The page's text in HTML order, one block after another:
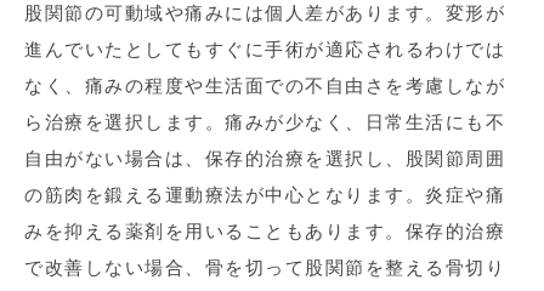
股関節の可動域や痛みには個人差があります。変形が
進んでいたとしてもすぐに手術が適応されるわけでは
なく、痛みの程度や生活面での不自由さを考慮しなが
ら治療を選択します。痛みが少なく、日常生活にも不
自由がない場合は、保存的治療を選択し、股関節周囲
の筋肉を鍛える運動療法が中心となります。炎症や痛
みを抑える薬剤を用いることもあります。保存的治療
で改善しない場合、骨を切って股関節を整える骨切り